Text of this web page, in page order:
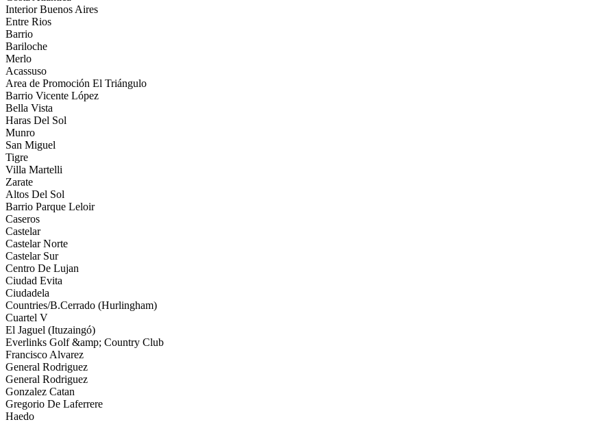
Interior Buenos Aires
Entre Rios
Barrio
Bariloche
Merlo
Acassuso
Area de Promoción El Triángulo
Barrio Vicente López
Bella Vista
Haras Del Sol
Munro
San Miguel
Tigre
Villa Martelli
Zarate
Altos Del Sol
Barrio Parque Leloir
Caseros
Castelar
Castelar Norte
Castelar Sur
Centro De Lujan
Ciudad Evita
Ciudadela
Countries/B.Cerrado (Hurlingham)
Cuartel V
El Jaguel (Ituzaingó)
Everlinks Golf &amp; Country Club
Francisco Alvarez
General Rodriguez
General Rodriguez
Gonzalez Catan
Gregorio De Laferrere
Haedo